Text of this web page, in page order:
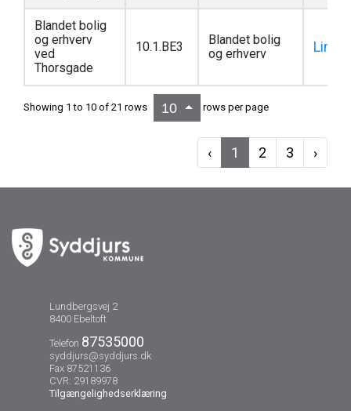
Blandet bolig
og erhverv
ved
Thorsgade
10.1.BE3
Blandet bolig
og erhverv
Link
Showing 1 to 10 of 21 rows 10 rows per page
‹ 1 2 3 ›
Lundbergsvej 2
8400 Ebeltoft
Telefon 87535000
syddjurs@syddjurs.dk
Fax 87521136
CVR: 29189978
Tilgængelighedserklæring